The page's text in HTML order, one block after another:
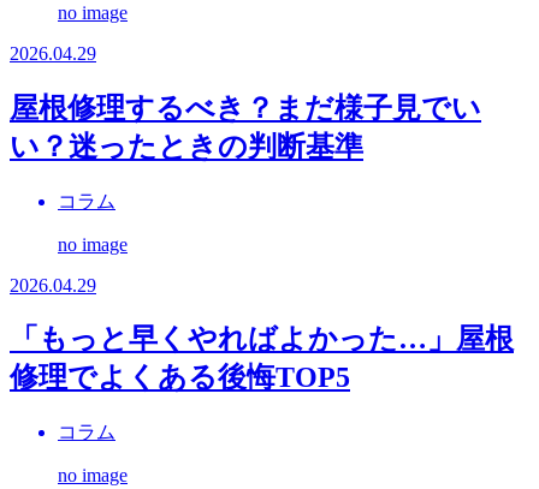
no image
2026.04.29
屋根修理するべき？まだ様子見でい
い？迷ったときの判断基準
コラム
no image
2026.04.29
「もっと早くやればよかった…」屋根
修理でよくある後悔TOP5
コラム
no image